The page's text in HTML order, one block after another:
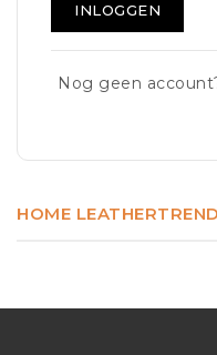
INLOGGEN
Nog geen
HOME